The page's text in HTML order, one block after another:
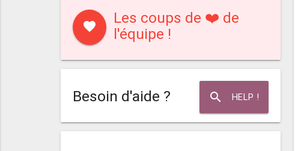
favorite
Les coups de ❤️ de
l'équipe !
search HELP !
Besoin d'aide ?